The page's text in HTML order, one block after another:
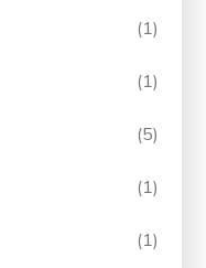
(1)
(1)
(5)
(1)
(1)